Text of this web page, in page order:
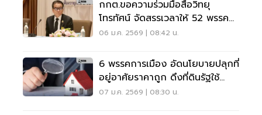
กกต.ขอความร่วมมือสื่อวิทยุ
โทรทัศน์ จัดสรรเวลาให้ 52 พรรคหา
เสียง
06 ม.ค. 2569 | 08:42 น.
6 พรรคการเมือง อัดนโยบายปลุกที่
อยู่อาศัยราคาถูก ดึงที่ดินรัฐใช้
ประโยชน์
07 ม.ค. 2569 | 08:30 น.